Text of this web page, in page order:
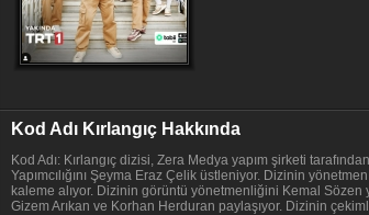
Kod Adı Kırlangıç Hakkında
Kod Adı: Kırlangıç dizisi, Zera Medya yapım şirketi
Yapımcılığını Şeyma Eraz Çelik üstleniyor. Dizinin
kaleme alıyor. Dizinin görüntü yönetmenliğini Kemal
Gizem Arıkan ve Korhan Herduran paylaşıyor. Dizinin